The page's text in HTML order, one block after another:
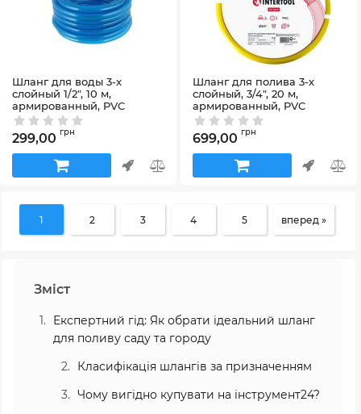
Шланг для воды 3-х
слойный 1/2", 10 м,
армированный, PVC
INTERTOOL GE-4051
Артикул:GE-4051
299,00 грн
Шланг для полива 3-х
слойный, 3/4", 20 м,
армированный, PVC
INTERTOOL GE-4043
Артикул:GE-4043
699,00 грн
1 2 3 4 5 вперед »
Зміст
Експертний гід: Як обрати ідеальний шланг
для поливу саду та городу
Класифікація шлангів за призначенням
Чому вигідно купувати на інструмент24?